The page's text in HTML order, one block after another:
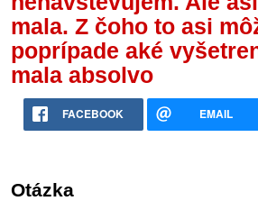
mala. Z čoho to asi
poprípade aké
mala absolvo
FACEBOOK EMAIL
Otázka